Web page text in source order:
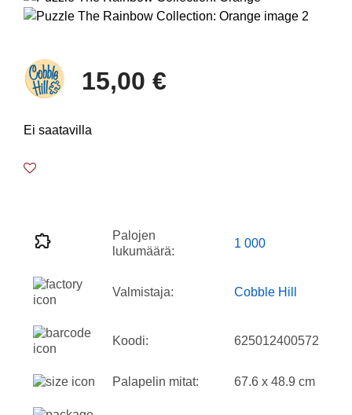
15,00 €
Ei saatavilla
Palojen
lukumäärä:
1 000
Valmistaja: Cobble Hill
Koodi: 625012400572
Palapelin mitat: 67.6 x 48.9 cm